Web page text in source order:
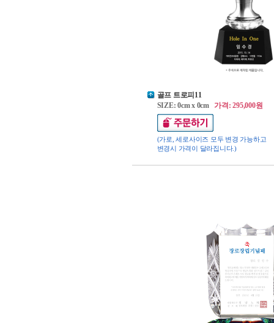
골프 트로피11
SIZE: 0cm x 0cm가격: 295,000원
(가로, 세로사이즈 모두 변경 가능하고
변경시 가격이 달라집니다.)